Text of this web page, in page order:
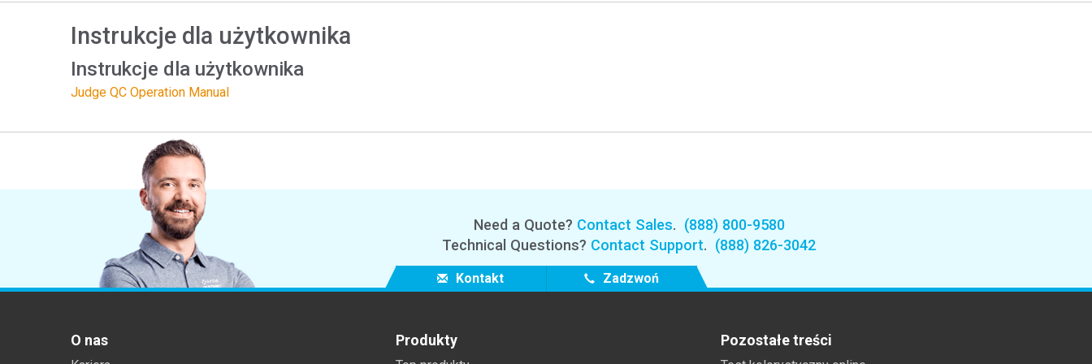
Instrukcje dla użytkownika
Instrukcje dla użytkownika
Judge QC Operation Manual
Need a Quote? Contact Sales. (888) 800-9580
Technical Questions? Contact Support. (888) 826-3042
Kontakt Zadzwoń
O nas Produkty Pozostałe treści